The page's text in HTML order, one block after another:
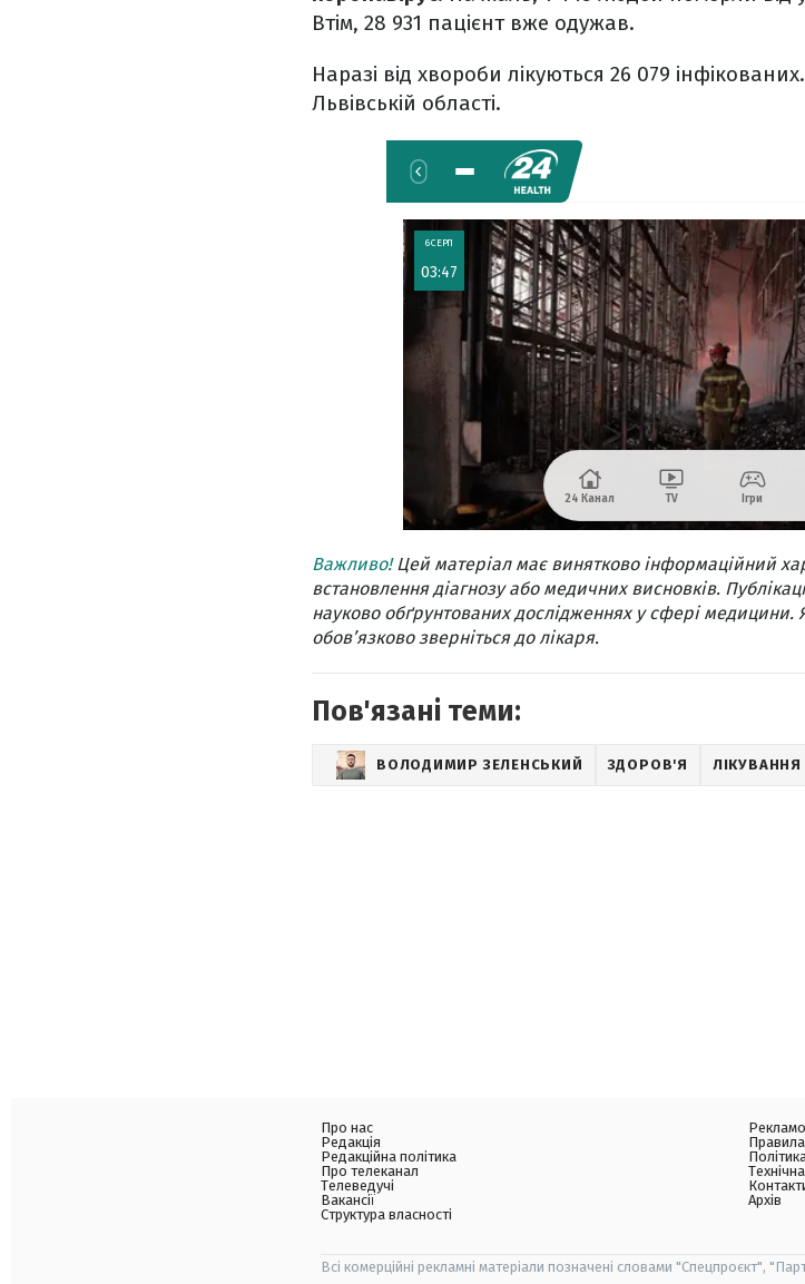
Втім, 28 931 пацієнт вже одужав.
Наразі від хвороби лікуються 26 079
Львівській області.
Важливо!Цей матеріал має винятково інформаційний
встановлення діагнозу або медичних висновків.
науково обґрунтованих дослідженнях у сфері
обов’язково зверніться до лікаря.
Пов'язані теми:
ВОЛОДИМИР ЗЕЛЕНСЬКИЙ ЗДОРОВ'Я ЛІКУВАННЯ
Про нас
Редакція
Редакційна політика
Про телеканал
Телеведучі
Вакансії
Структура власності
Архів
Всі комерційні рекламні матеріали позначені словами "Спецпроєкт",